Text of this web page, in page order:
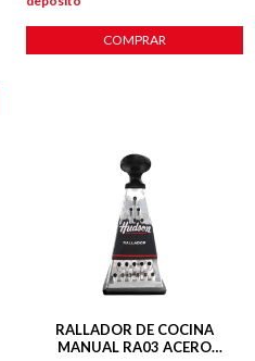
COMPRAR
RALLADOR DE COCINA
MANUAL RA03 ACERO